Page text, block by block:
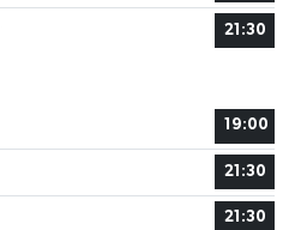
21:30
19:00
21:30
21:30